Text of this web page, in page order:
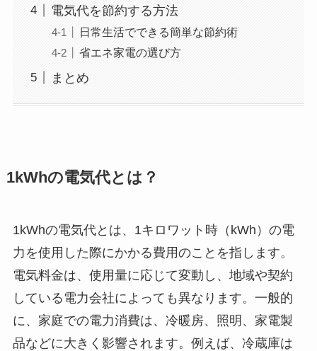
電気代を節約する方法
日常生活でできる簡単な節約術
省エネ家電の選び方
まとめ
1kWhの電気代とは？
1kWhの電気代とは、1キロワット時（kWh）の電
力を使用した際にかかる費用のことを指します。
電気料金は、使用量に応じて変動し、地域や契約
している電力会社によっても異なります。一般的
に、家庭での電力消費は、冷暖房、照明、家電製
品などに大きく影響されます。例えば、冷蔵庫は